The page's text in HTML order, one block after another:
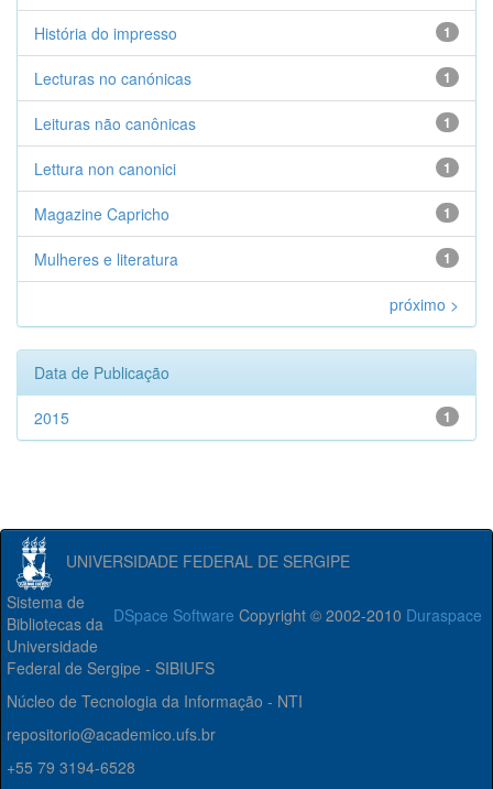
1
História do impresso
1
Lecturas no canónicas
1
Leituras não canônicas
1
Lettura non canonici
1
Magazine Capricho
1
Mulheres e literatura
próximo >
Data de Publicação
1
2015
UNIVERSIDADE FEDERAL DE SERGIPE
DSpace Software Copyright © 2002-2010 Duraspace
Sistema de
Bibliotecas da
Universidade
Federal de Sergipe - SIBIUFS
Núcleo de Tecnologia da Informação - NTI
repositorio@academico.ufs.br
+55 79 3194-6528